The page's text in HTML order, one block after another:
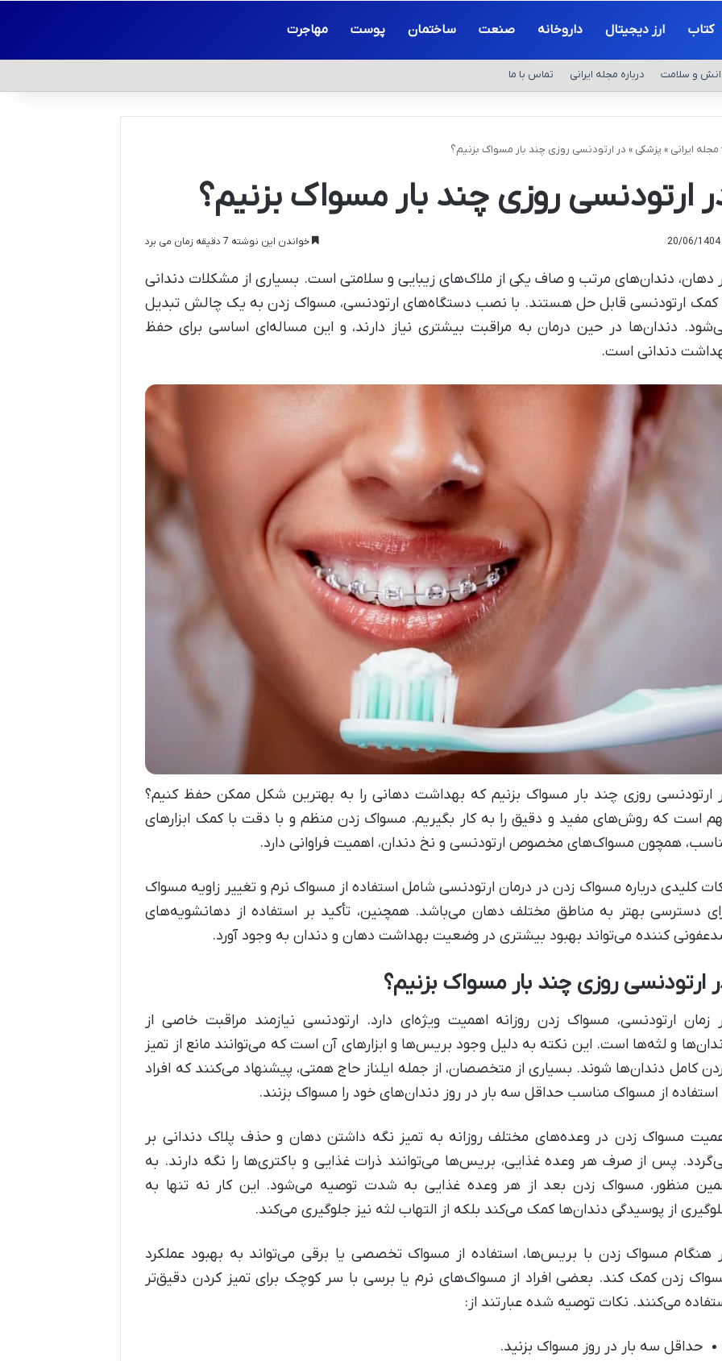
کتاب ارز دیجیتال داروخانه صنعت ساختمان پوست مهاجرت
و سلامت درباره مجله ایرانی تماس با ما
مجله ایرانی » پزشکی » در ارتودنسی روزی چند بار مسواک بزنیم؟
ارتودنسی روزی چند بار مسواک بزنیم؟
20/06/1404 خواندن این نوشته 7 دقیقه زمان می برد
دهان، دندان‌های مرتب و صاف یکی از ملاک‌های زیبایی و سلامتی است. بسیاری از مشکلات دندانی
کمک ارتودنسی قابل حل هستند. با نصب دستگاه‌های ارتودنسی، مسواک زدن به یک چالش تبدیل
دندان‌ها در حین درمان به مراقبت بیشتری نیاز دارند، و این مساله‌ای اساسی برای حفظ
دندانی است.
ارتودنسی روزی چند بار مسواک بزنیم که بهداشت دهانی را به بهترین شکل ممکن حفظ کنیم؟
است که روش‌های مفید و دقیق را به کار بگیریم. مسواک زدن منظم و با دقت با کمک ابزارهای
همچون مسواک‌های مخصوص ارتودنسی و نخ دندان، اهمیت فراوانی دارد.
کلیدی درباره مسواک زدن در درمان ارتودنسی شامل استفاده از مسواک نرم و تغییر زاویه مسواک
دسترسی بهتر به مناطق مختلف دهان می‌باشد. همچنین، تأکید بر استفاده از دهانشویه‌های
کننده می‌تواند بهبود بیشتری در وضعیت بهداشت دهان و دندان به وجود آورد.
ارتودنسی روزی چند بار مسواک بزنیم؟
زمان ارتودنسی، مسواک زدن روزانه اهمیت ویژه‌ای دارد. ارتودنسی نیازمند مراقبت خاصی از
و لثه‌ها است. این نکته به دلیل وجود بریس‌ها و ابزارهای آن است که می‌توانند مانع از تمیز
کامل دندان‌ها شوند. بسیاری از متخصصان، از جمله ایلناز حاج همتی، پیشنهاد می‌کنند که افراد
استفاده از مسواک مناسب حداقل سه بار در روز دندان‌های خود را مسواک بزنند.
مسواک زدن در وعده‌های مختلف روزانه به تمیز نگه داشتن دهان و حذف پلاک دندانی بر
پس از صرف هر وعده غذایی، بریس‌ها می‌توانند ذرات غذایی و باکتری‌ها را نگه دارند. به
منظور، مسواک زدن بعد از هر وعده غذایی به شدت توصیه می‌شود. این کار نه تنها به
از پوسیدگی دندان‌ها کمک می‌کند بلکه از التهاب لثه نیز جلوگیری می‌کند.
هنگام مسواک زدن با بریس‌ها، استفاده از مسواک تخصصی یا برقی می‌تواند به بهبود عملکرد
زدن کمک کند. بعضی افراد از مسواک‌های نرم یا برسی با سر کوچک برای تمیز کردن دقیق‌تر
می‌کنند. نکات توصیه شده عبارتند از:
حداقل سه بار در روز مسواک بزنید.